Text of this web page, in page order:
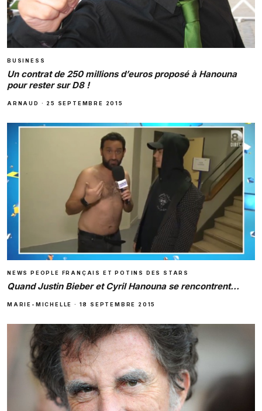
BUSINESS
Un contrat de 250 millions d’euros proposé à Hanouna
pour rester sur D8 !
ARNAUD · 25 SEPTEMBRE 2015
NEWS PEOPLE FRANÇAIS ET POTINS DES STARS
Quand Justin Bieber et Cyril Hanouna se rencontrent…
MARIE-MICHELLE · 18 SEPTEMBRE 2015